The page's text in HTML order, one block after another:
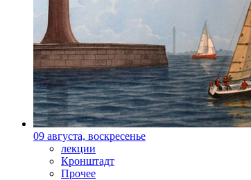
09 августа, воскресенье
лекции
Кронштадт
Прочее